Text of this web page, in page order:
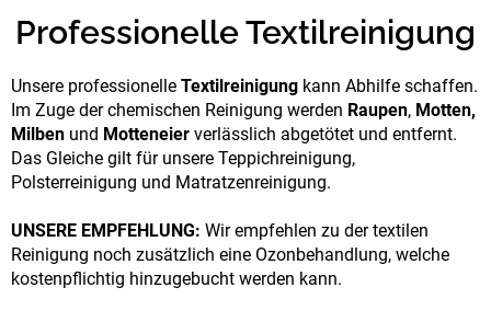
Professionelle Textilreinigung
Unsere professionelle Textilreinigung kann Abhilfe schaffen.
Im Zuge der chemischen Reinigung werden Raupen, Motten,
Milben und Motteneier verlässlich abgetötet und entfernt.
Das Gleiche gilt für unsere Teppichreinigung,
Polsterreinigung und Matratzenreinigung.
UNSERE EMPFEHLUNG: Wir empfehlen zu der textilen
Reinigung noch zusätzlich eine Ozonbehandlung, welche
kostenpflichtig hinzugebucht werden kann.